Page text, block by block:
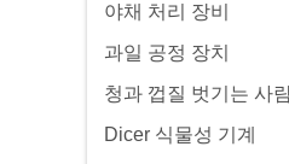
야채 처리 장비
과일 공정 장치
청과 껍질 벗기는 사
Dicer 식물성 기계